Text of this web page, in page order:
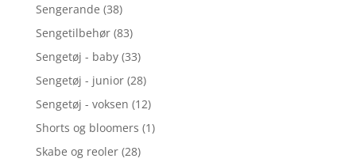
Sengerande (38)
Sengetilbehør (83)
Sengetøj - baby (33)
Sengetøj - junior (28)
Sengetøj - voksen (12)
Shorts og bloomers (1)
Skabe og reoler (28)